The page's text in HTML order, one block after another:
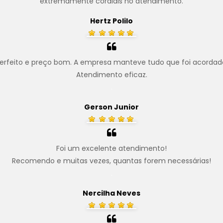
Hertz Polilo
e preço bom. A empresa manteve tudo que foi
Atendimento eficaz.
Gerson Junior
Foi um excelente atendimento!
Recomendo e muitas vezes, quantas forem necessárias!
Nercilha Neves